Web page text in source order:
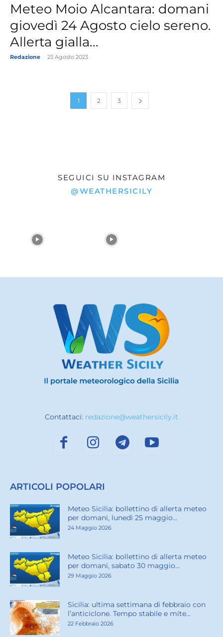
Meteo Moio Alcantara: domani
giovedì 24 Agosto cielo sereno.
Allerta gialla...
Redazione 23 Agosto 2023
1 2 3
SEGUICI SU INSTAGRAM
@WEATHERSICILY
Contattaci: redazione@weathersicily.it
ARTICOLI POPOLARI
Meteo Sicilia: bollettino di allerta meteo
per domani, lunedì 25 maggio...
24 Maggio 2026
Meteo Sicilia: bollettino di allerta meteo
per domani, sabato 30 maggio...
29 Maggio 2026
Sicilia: ultima settimana di febbraio con
l’anticiclone. Tempo stabile e mite...
22 Febbraio 2026